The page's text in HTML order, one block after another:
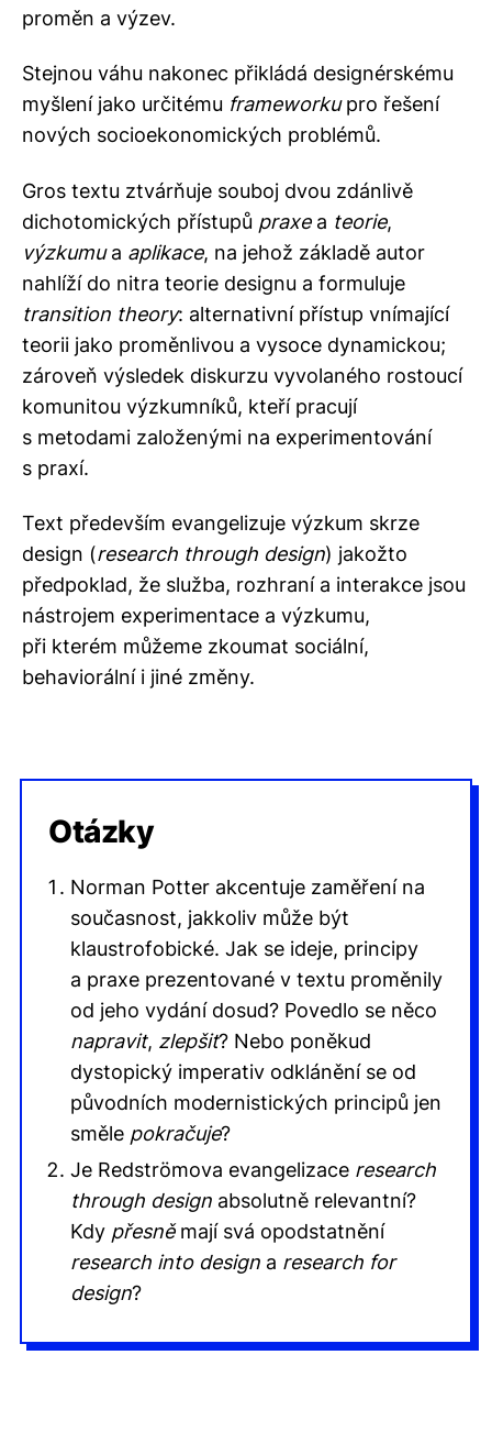
proměn a výzev.
Stejnou váhu nakonec přikládá designérskému
myšlení jako určitému frameworkupro řešení
nových socioekonomických problémů.
Gros textu ztvárňuje souboj dvou zdánlivě
dichotomických přístupů praxea teorie,
výzkumua aplikace, na jehož základě autor
nahlíží do nitra teorie designu a formuluje
transition theory: alternativní přístup vnímající
teorii jako proměnlivou a vysoce dynamickou;
zároveň výsledek diskurzu vyvolaného rostoucí
komunitou výzkumníků, kteří pracují
s metodami založenými na experimentování
s praxí.
Text především evangelizuje výzkum skrze
design (research through design) jakožto
předpoklad, že služba, rozhraní a interakce jsou
nástrojem experimentace a výzkumu,
při kterém můžeme zkoumat sociální,
behaviorální i jiné změny.
Otázky
Norman Potter akcentuje zaměření na
současnost, jakkoliv může být
klaustrofobické. Jak se ideje, principy
a praxe prezentované v textu proměnily
od jeho vydání dosud? Povedlo se něco
napravit, zlepšit? Nebo poněkud
dystopický imperativ odklánění se od
původních modernistických principů jen
směle pokračuje?
Je Redströmova evangelizace research
through design absolutně relevantní?
Kdy přesněmají svá opodstatnění
research into design a research for
design?